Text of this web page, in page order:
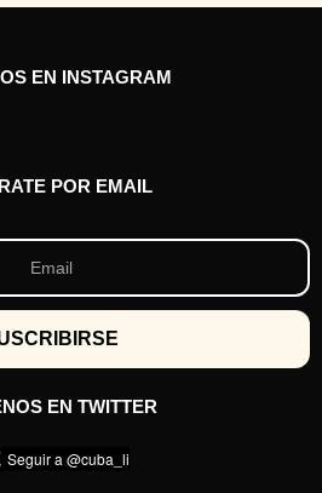
EN INSTAGRAM
POR EMAIL
EN TWITTER